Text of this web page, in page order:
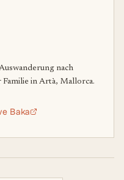
nach
in Artà, Mallorca.
Baka